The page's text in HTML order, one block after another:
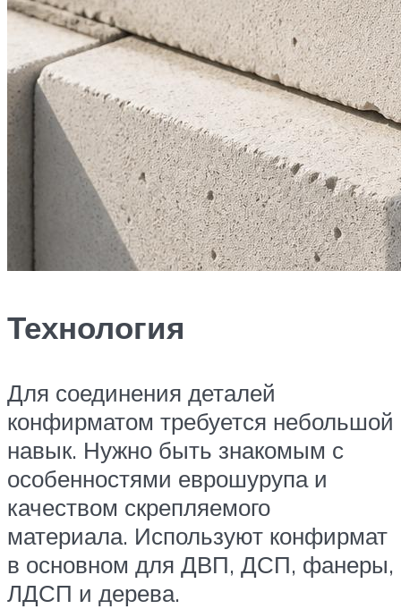
Технология
Для соединения деталей
конфирматом требуется небольшой
навык. Нужно быть знакомым с
особенностями еврошурупа и
качеством скрепляемого
материала. Используют конфирмат
в основном для ДВП, ДСП, фанеры,
ЛДСП и дерева.